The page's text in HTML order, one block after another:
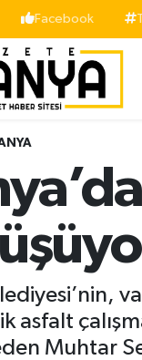
Facebook
asfalt
Muhtar
ve Fikstür